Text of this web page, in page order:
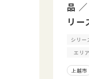
品
リー
シリー
エリア
上越市